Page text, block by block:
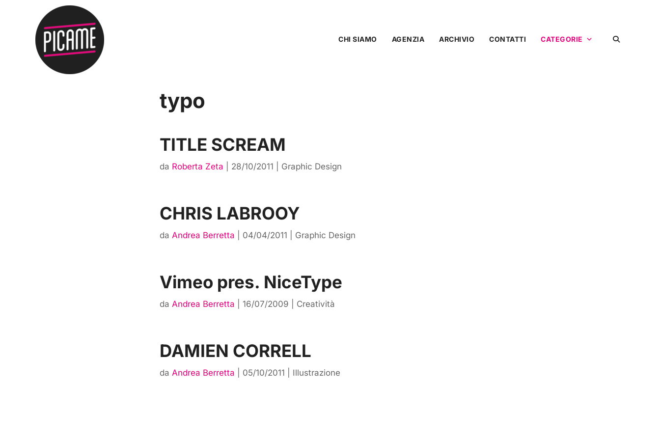
CHI SIAMO AGENZIA ARCHIVIO CONTATTI CATEGORIE
typo
TITLE SCREAM
da Roberta Zeta 28/10/2011 Graphic Design
CHRIS LABROOY
daAndrea Berretta 04/04/2011 Graphic Design
Vimeo pres. NiceType
daAndrea Berretta |16/07/2009 Creatività
DAMIEN CORRELL
daAndrea Berretta 05/10/2011 Illustrazione